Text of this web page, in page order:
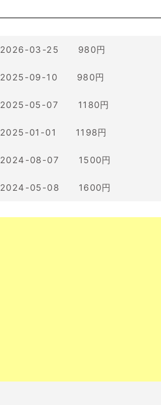
2026-03-25 980円
2025-09-10 980円
2025-05-07 1180円
2025-01-01 1198円
2024-08-07 1500円
2024-05-08 1600円